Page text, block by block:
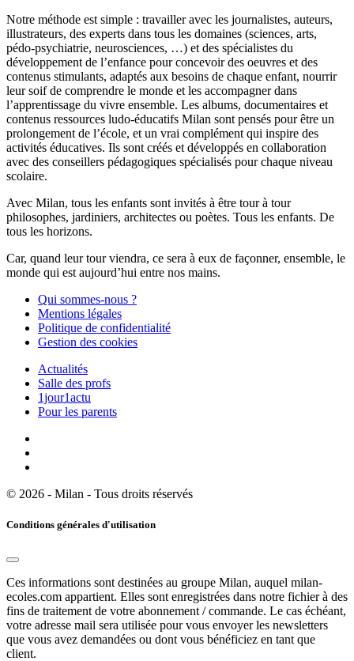
Notre méthode est simple : travailler avec les journalistes, auteurs,
illustrateurs, des experts dans tous les domaines (sciences, arts,
pédo-psychiatrie, neurosciences, …) et des spécialistes du
développement de l’enfance pour concevoir des oeuvres et des
contenus stimulants, adaptés aux besoins de chaque enfant, nourrir
leur soif de comprendre le monde et les accompagner dans
l’apprentissage du vivre ensemble. Les albums, documentaires et
contenus ressources ludo-éducatifs Milan sont pensés pour être un
prolongement de l’école, et un vrai complément qui inspire des
activités éducatives. Ils sont créés et développés en collaboration
avec des conseillers pédagogiques spécialisés pour chaque niveau
scolaire.
Avec Milan, tous les enfants sont invités à être tour à tour
philosophes, jardiniers, architectes ou poètes. Tous les enfants. De
tous les horizons.
Car, quand leur tour viendra, ce sera à eux de façonner, ensemble, le
monde qui est aujourd’hui entre nos mains.
Qui sommes-nous ?
Mentions légales
Politique de confidentialité
Gestion des cookies
Actualités
Salle des profs
1jour1actu
Pour les parents
© 2026 - Milan - Tous droits réservés
Conditions générales d'utilisation
Ces informations sont destinées au groupe Milan, auquel milan-
ecoles.com appartient. Elles sont enregistrées dans notre fichier à des
fins de traitement de votre abonnement / commande. Le cas échéant,
votre adresse mail sera utilisée pour vous envoyer les newsletters
que vous avez demandées ou dont vous bénéficiez en tant que
client.